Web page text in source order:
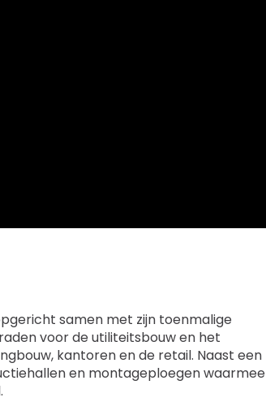
samen met zijn toenmalige
voor de utiliteitsbouw en het
kantoren en de retail. Naast een
en montageploegen waarmee